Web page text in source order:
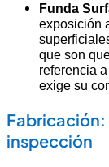
Funda
exposición
que son
referencia
exige su
inspección